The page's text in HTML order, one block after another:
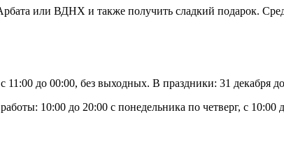
или ВДНХ и также получить сладкий подарок.
до 00:00, без выходных. В праздники: 31 декабря
10:00 до 20:00 с понедельника по четверг, с